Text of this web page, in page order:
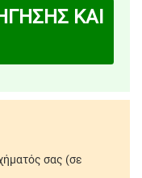
ΚΑΙ
σας (σε